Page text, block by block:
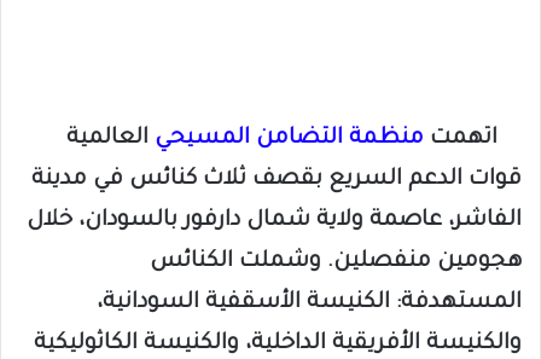
اتهمت منظمة التضامن المسيحي العالمية
قوات الدعم السريع بقصف ثلاث كنائس في مدينة
الفاشر، عاصمة ولاية شمال دارفور بالسودان، خلال
هجومين منفصلين. وشملت الكنائس
المستهدفة: الكنيسة الأسقفية السودانية،
والكنيسة الأفريقية الداخلية، والكنيسة الكاثوليكية